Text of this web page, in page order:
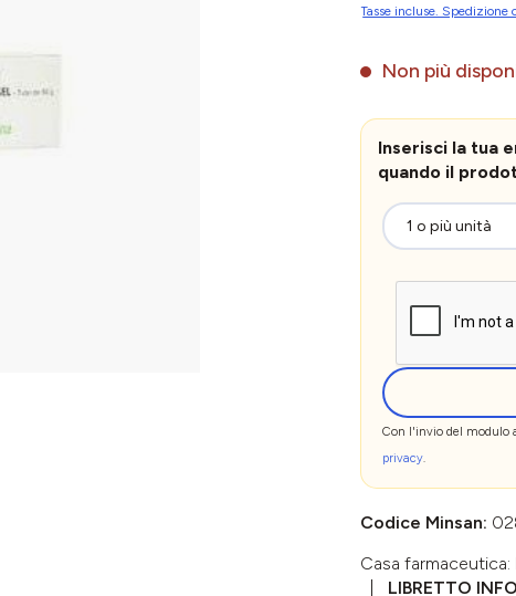
Tasse incluse. Spedizione
Non più
Inserisci la tua
quando il
Con l'invio del modulo
privacy.
Codice Minsan:
Casa farmaceutica:
LIBRETTO